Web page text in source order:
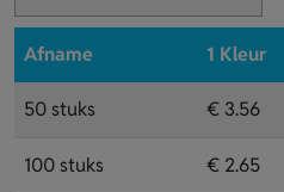
Afname 1 Kleur
50 stuks € 3.56
100 stuks € 2.65